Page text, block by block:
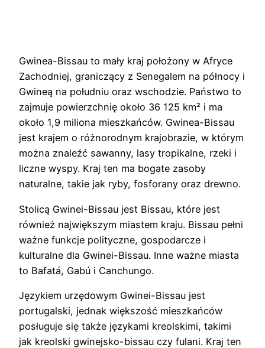
Gwinea-Bissau to mały kraj położony w Afryce
Zachodniej, graniczący z Senegalem na północy i
Gwineą na południu oraz wschodzie. Państwo to
zajmuje powierzchnię około 36 125 km² i ma
około 1,9 miliona mieszkańców. Gwinea-Bissau
jest krajem o różnorodnym krajobrazie, w którym
można znaleźć sawanny, lasy tropikalne, rzeki i
liczne wyspy. Kraj ten ma bogate zasoby
naturalne, takie jak ryby, fosforany oraz drewno.
Stolicą Gwinei-Bissau jest Bissau, które jest
również największym miastem kraju. Bissau pełni
ważne funkcje polityczne, gospodarcze i
kulturalne dla Gwinei-Bissau. Inne ważne miasta
to Bafatá, Gabú i Canchungo.
Językiem urzędowym Gwinei-Bissau jest
portugalski, jednak większość mieszkańców
posługuje się także językami kreolskimi, takimi
jak kreolski gwinejsko-bissau czy fulani. Kraj ten